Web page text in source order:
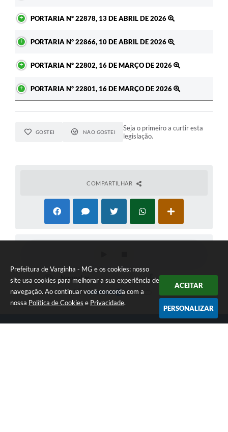
Prefeitura de Varginha - MG e os cookies: nosso
site usa cookies para melhorar a sua experiência de
navegação. Ao continuar você concorda com a
nossa Política de Cookies e Privacidade.
ACEITAR
PERSONALIZAR
PORTARIA Nº 22878, 13 DE ABRIL DE 2026
PORTARIA Nº 22866, 10 DE ABRIL DE 2026
PORTARIA Nº 22802, 16 DE MARÇO DE 2026
PORTARIA Nº 22801, 16 DE MARÇO DE 2026
GOSTEI NÃO GOSTEI
Seja o primeiro a curtir esta
legislação.
COMPARTILHAR